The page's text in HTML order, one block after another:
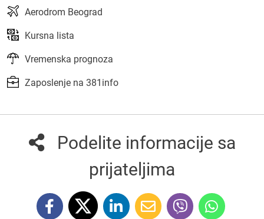
Aerodrom Beograd
Kursna lista
Vremenska prognoza
Zaposlenje na 381info
Podelite informacije sa
prijateljima